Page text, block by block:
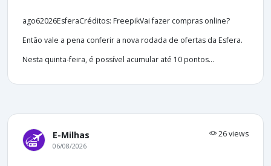
ago62026EsferaCréditos: FreepikVai fazer compras online?
Então vale a pena conferir a nova rodada de ofertas da Esfera.
Nesta quinta-feira, é possível acumular até 10 pontos...
E-Milhas 26 views
06/08/2026